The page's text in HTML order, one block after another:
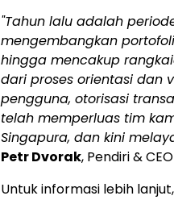
"Tahun lalu adalah
mengembangkan
hingga mencakup
dari proses orientasi dan
pengguna, otorisasi
telah memperluas tim
Singapura, dan kini
Petr Dvorak, Pendiri &
Untuk informasi lebih